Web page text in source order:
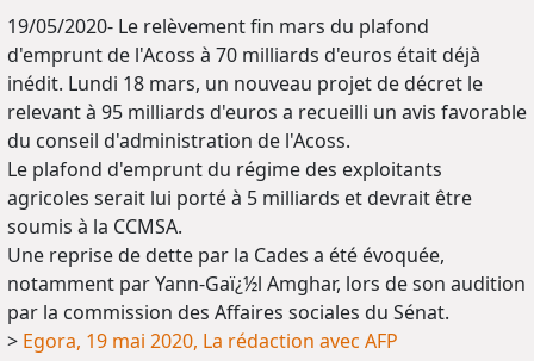
19/05/2020- Le relèvement fin mars du plafond
d'emprunt de l'Acoss à 70 milliards d'euros était déjà
inédit. Lundi 18 mars, un nouveau projet de décret le
relevant à 95 milliards d'euros a recueilli un avis favorable
du conseil d'administration de l'Acoss.
Le plafond d'emprunt du régime des exploitants
agricoles serait lui porté à 5 milliards et devrait être
soumis à la CCMSA.
Une reprise de dette par la Cades a été évoquée,
notamment par Yann-Gaï¿½l Amghar, lors de son audition
par la commission des Affaires sociales du Sénat.
> Egora, 19 mai 2020, La rédaction avec AFP